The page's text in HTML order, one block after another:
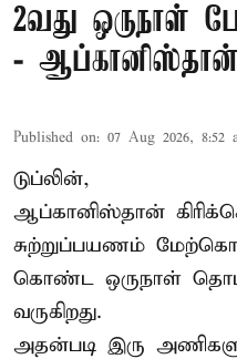
2வது ஒருநாள்
-
Published on: 07 Aug 2026, 8:52
டுப்லின்,
ஆப்கானிஸ்தான்
சுற்றுப்பயணம்
கொண்ட ஒருநாள்
வருகிறது.
அதன்படி இரு